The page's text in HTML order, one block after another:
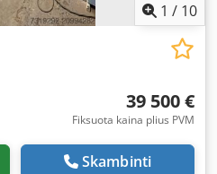
1 / 10
39 500 €
Fiksuota kaina plius PVM
Skambinti